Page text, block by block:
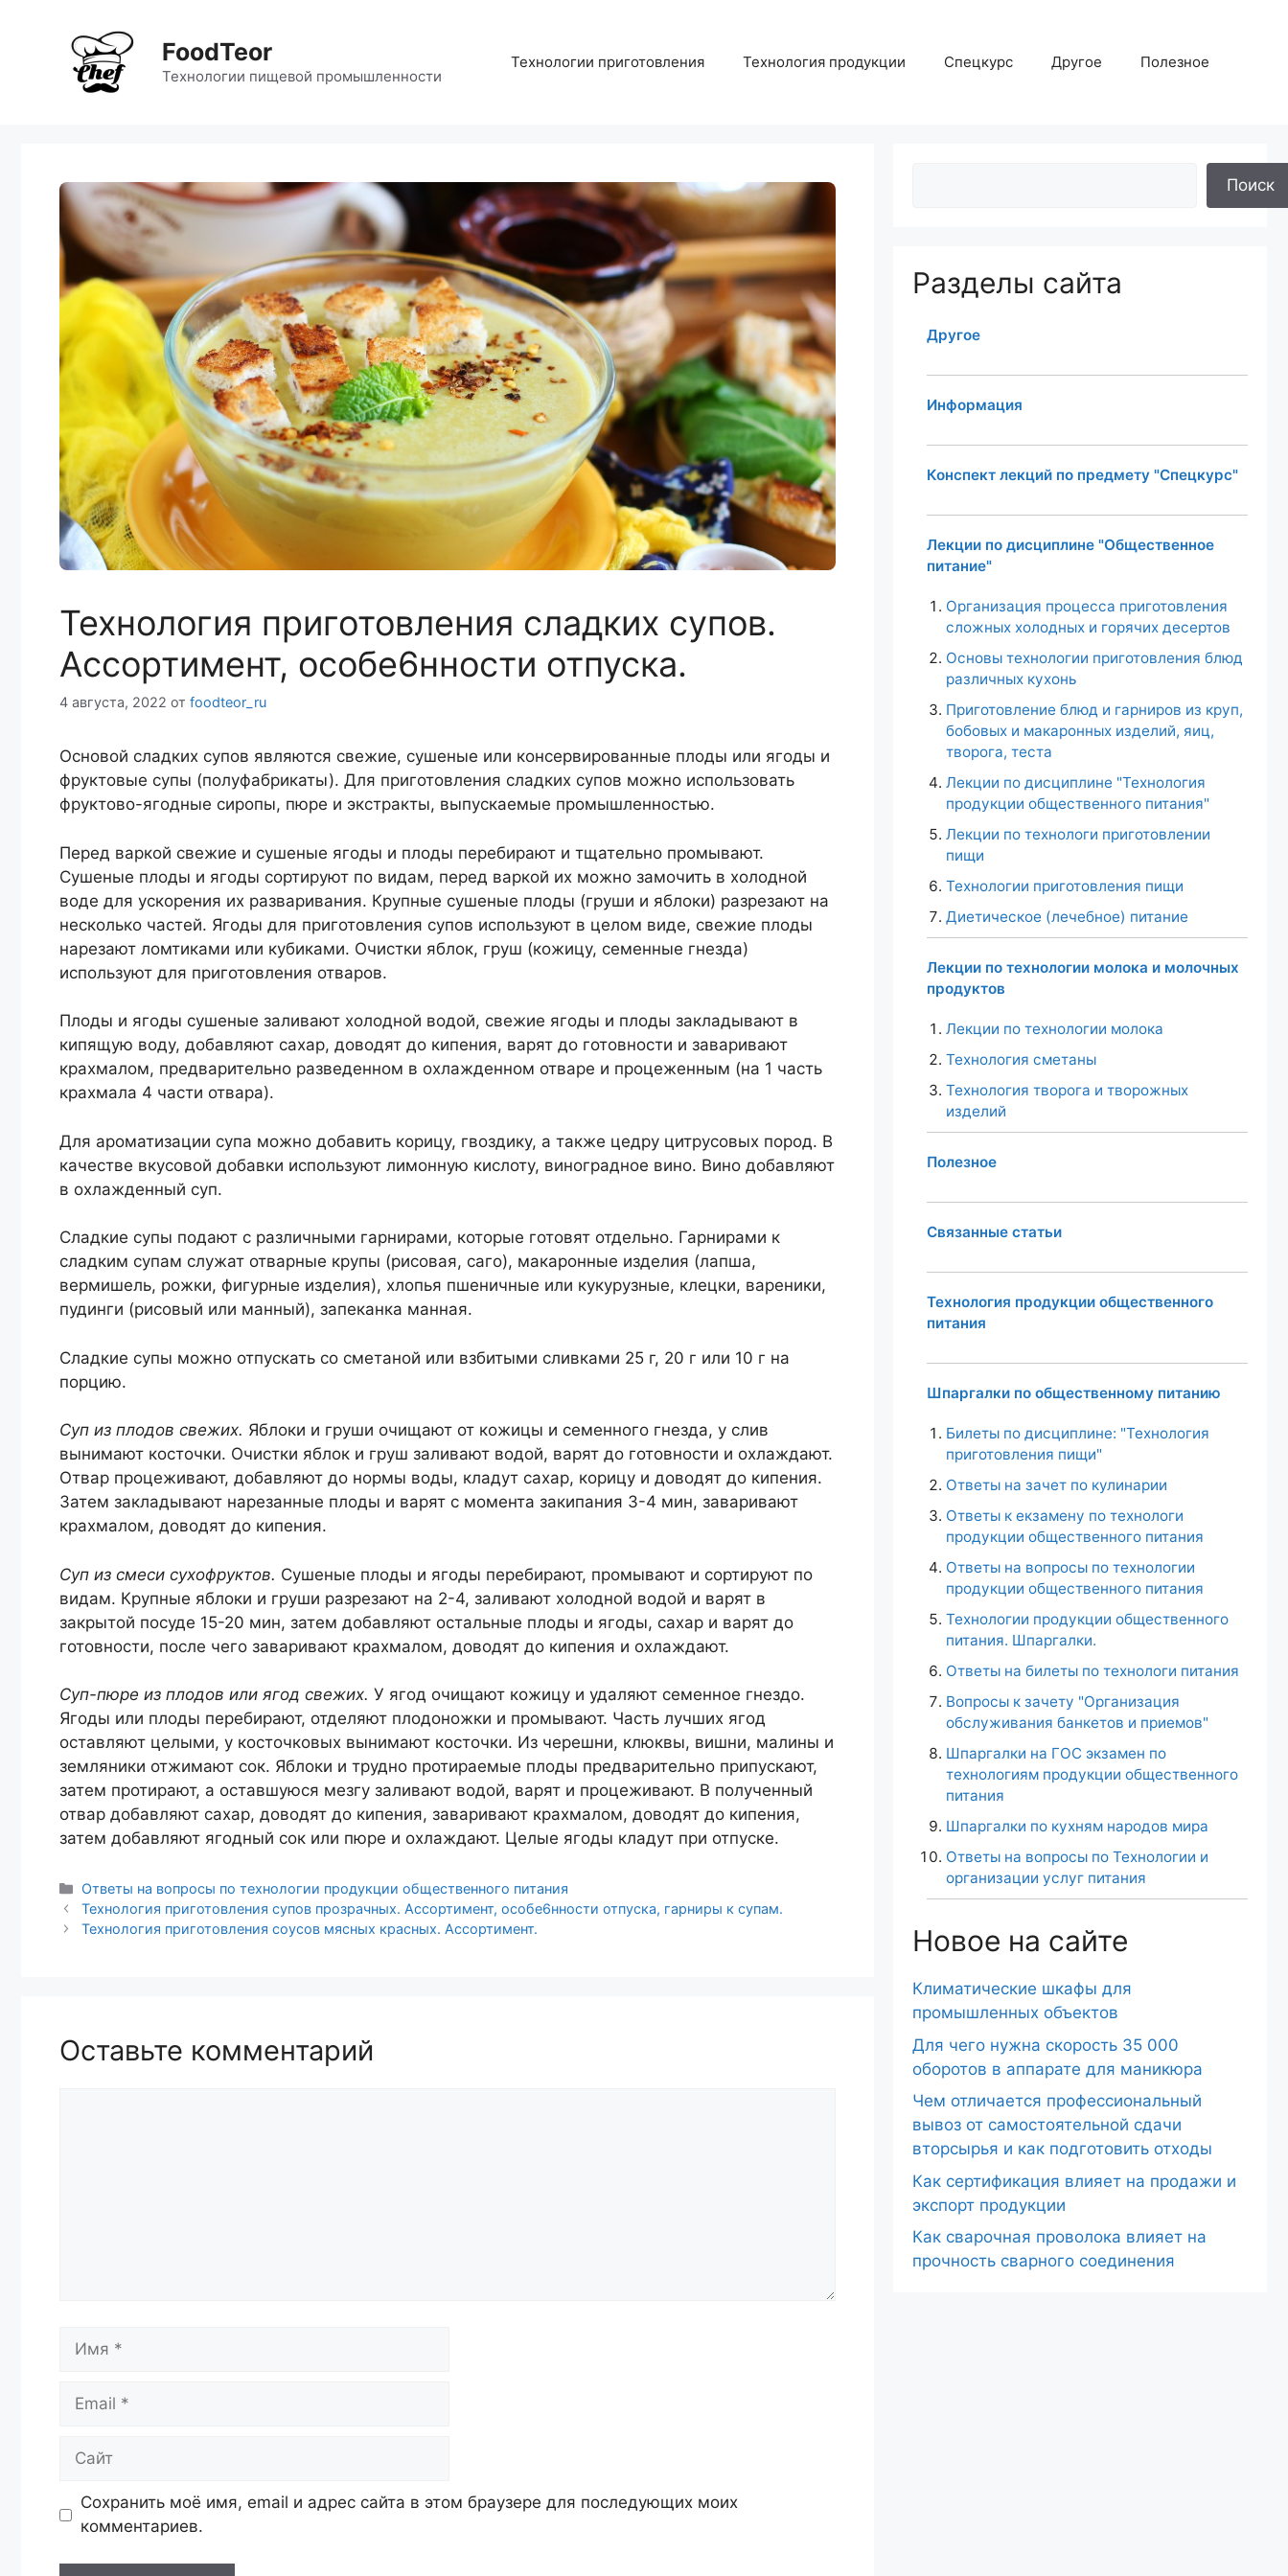
содержимому
FoodTeor
Технологии пищевой промышленности
Технологии приготовления Технология продукции Спецкурс Другое Полезное
Технология приготовления сладких супов.
Ассортимент, особе6нности отпуска.
4 августа, 2022 от foodteor_ru
Основой сладких супов являются свежие, сушеные или консервированные плоды или ягоды и
фруктовые супы (полуфабрикаты). Для приготовления сладких супов можно использовать
фруктово-ягодные сиропы, пюре и экстракты, выпускаемые промышленностью.
Перед варкой свежие и сушеные ягоды и плоды перебирают и тщательно промывают.
Сушеные плоды и ягоды сортируют по видам, перед варкой их можно замочить в холодной
воде для ускорения их разваривания. Крупные сушеные плоды (груши и яблоки) разрезают на
несколько частей. Ягоды для приготовления супов используют в целом виде, свежие плоды
нарезают ломтиками или кубиками. Очистки яблок, груш (кожицу, семенные гнезда)
используют для приготовления отваров.
Плоды и ягоды сушеные заливают холодной водой, свежие ягоды и плоды закладывают в
кипящую воду, добавляют сахар, доводят до кипения, варят до готовности и заваривают
крахмалом, предварительно разведенном в охлажденном отваре и процеженным (на 1 часть
крахмала 4 части отвара).
Для ароматизации супа можно добавить корицу, гвоздику, а также цедру цитрусовых пород. В
качестве вкусовой добавки используют лимонную кислоту, виноградное вино. Вино добавляют
в охлажденный суп.
Сладкие супы подают с различными гарнирами, которые готовят отдельно. Гарнирами к
сладким супам служат отварные крупы (рисовая, саго), макаронные изделия (лапша,
вермишель, рожки, фигурные изделия), хлопья пшеничные или кукурузные, клецки, вареники,
пудинги (рисовый или манный), запеканка манная.
Сладкие супы можно отпускать со сметаной или взбитыми сливками 25 г, 20 г или 10 г на
порцию.
Суп из плодов свежих. Яблоки и груши очищают от кожицы и семенного гнезда, у слив
вынимают косточки. Очистки яблок и груш заливают водой, варят до готовности и охлаждают.
Отвар процеживают, добавляют до нормы воды, кладут сахар, корицу и доводят до кипения.
Затем закладывают нарезанные плоды и варят с момента закипания 3-4 мин, заваривают
крахмалом, доводят до кипения.
Суп из смеси сухофруктов. Сушеные плоды и ягоды перебирают, промывают и сортируют по
видам. Крупные яблоки и груши разрезают на 2-4, заливают холодной водой и варят в
закрытой посуде 15-20 мин, затем добавляют остальные плоды и ягоды, сахар и варят до
готовности, после чего заваривают крахмалом, доводят до кипения и охлаждают.
Суп-пюре из плодов или ягод свежих. У ягод очищают кожицу и удаляют семенное гнездо.
Ягоды или плоды перебирают, отделяют плодоножки и промывают. Часть лучших ягод
оставляют целыми, у косточковых вынимают косточки. Из черешни, клюквы, вишни, малины и
земляники отжимают сок. Яблоки и трудно протираемые плоды предварительно припускают,
затем протирают, а оставшуюся мезгу заливают водой, варят и процеживают. В полученный
отвар добавляют сахар, доводят до кипения, заваривают крахмалом, доводят до кипения,
затем добавляют ягодный сок или пюре и охлаждают. Целые ягоды кладут при отпуске.
Рубрики
Ответы на вопросы по технологии продукции общественного питания
Навигация
записи
Технология приготовления супов прозрачных. Ассортимент, особе6нности отпуска, гарниры к супам.
Технология приготовления соусов мясных красных. Ассортимент.
Оставьте комментарий
Имя
Email
Сайт
Сохранить моё имя, email и адрес сайта в этом браузере для последующих моих
комментариев.
Поиск
Разделы сайта
Другое
Информация
Конспект лекций по предмету "Спецкурс"
Лекции по дисциплине "Общественное
питание"
Организация процесса приготовления
сложных холодных и горячих десертов
Основы технологии приготовления блюд
различных кухонь
Приготовление блюд и гарниров из круп,
бобовых и макаронных изделий, яиц,
творога, теста
Лекции по дисциплине "Технология
продукции общественного питания"
Лекции по технологи приготовлении
пищи
Технологии приготовления пищи
Диетическое (лечебное) питание
Лекции по технологии молока и молочных
продуктов
Лекции по технологии молока
Технология сметаны
Технология творога и творожных
изделий
Полезное
Связанные статьи
Технология продукции общественного
питания
Шпаргалки по общественному питанию
Билеты по дисциплине: "Технология
приготовления пищи"
Ответы на зачет по кулинарии
Ответы к екзамену по технологи
продукции общественного питания
Ответы на вопросы по технологии
продукции общественного питания
Технологии продукции общественного
питания. Шпаргалки.
Ответы на билеты по технологи питания
Вопросы к зачету "Организация
обслуживания банкетов и приемов"
Шпаргалки на ГОС экзамен по
технологиям продукции общественного
питания
Шпаргалки по кухням народов мира
Ответы на вопросы по Технологии и
организации услуг питания
Новое на сайте
Климатические шкафы для
промышленных объектов
Для чего нужна скорость 35 000
оборотов в аппарате для маникюра
Чем отличается профессиональный
вывоз от самостоятельной сдачи
вторсырья и как подготовить отходы
Как сертификация влияет на продажи и
экспорт продукции
Как сварочная проволока влияет на
прочность сварного соединения